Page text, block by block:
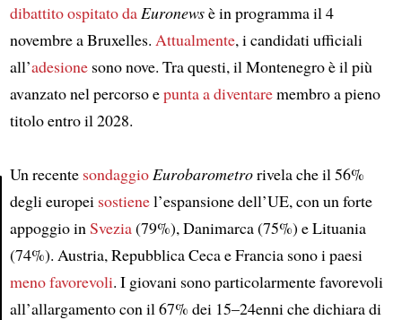
Article
dibattito ospitato da Euronewsè in programma il 4
novembre a Bruxelles. Attualmente, i candidati ufficiali
all’adesionesono nove. Tra questi, il Montenegro è il più
avanzato nel percorso epunta a diventaremembro a pieno
titolo entro il 2028.
Un recente sondaggio Eurobarometrorivela che il 56%
degli europei sostienel’espansione dell’UE, con un forte
appoggio in Svezia(79%), Danimarca (75%) e Lituania
(74%). Austria, Repubblica Ceca e Francia sono i paesi
meno favorevoli. I giovani sono particolarmente favorevoli
all’allargamento con il 67% dei 15–24enni che dichiara di